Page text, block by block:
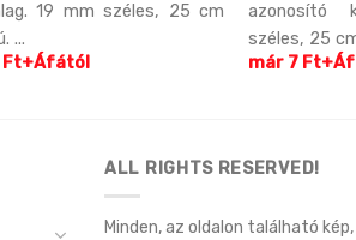
19 mm széles, 25 cm
...
Ft+Áfától
azonosító
széles, 25
már 7
ALL RIGHTS RESERVED!
Minden, az oldalon található